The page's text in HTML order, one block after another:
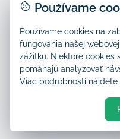
Dostava:
© 2026
Používame
Používame cookies na
fungovania našej
zážitku. Niektoré cookies
pomáhajú analyzovať
Viac podrobností nájdete